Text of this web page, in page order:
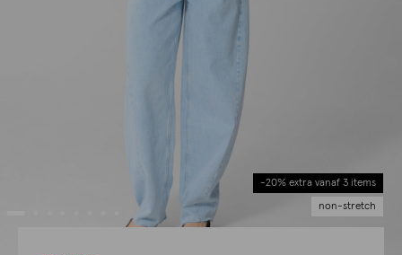
-20% extra vanaf 3 items
non-stretch